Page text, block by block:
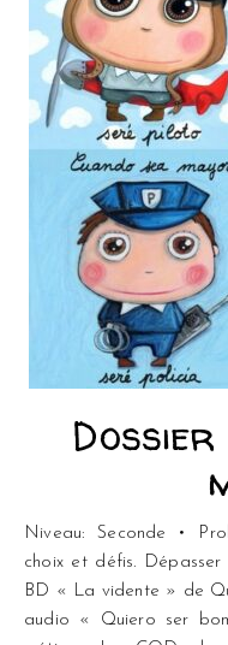
Dossier
Niveau: Seconde • Problématique: Construire son futur :
choix et défis.
BD « La vidente » de
audio « Quiero ser